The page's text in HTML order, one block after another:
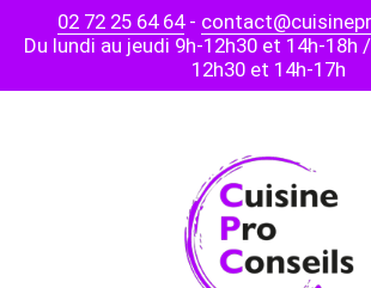
02 72 25 64 64-
Du lundi au jeudi 9h-12h30 et 14h-18h
12h30 et 14h-17h